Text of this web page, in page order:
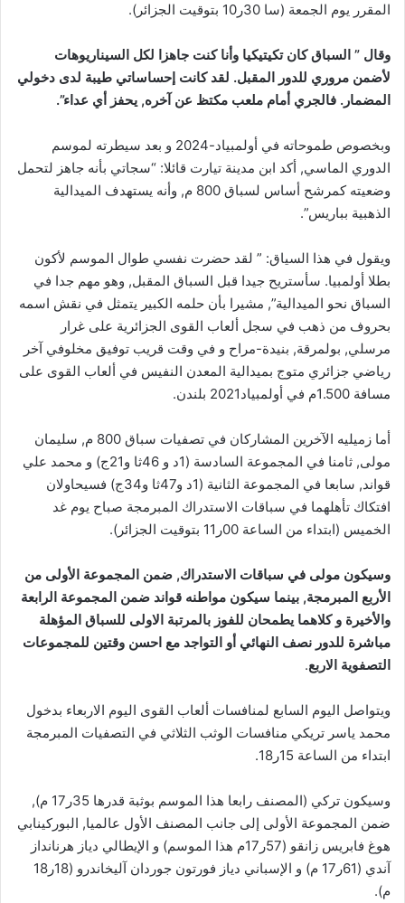
المقرر يوم الجمعة (سا 30ر10 بتوقيت الجزائر).
وقال ” السباق كان تكيتيكيا وأنا كنت جاهزا لكل السيناريوهات
لأضمن مروري للدور المقبل. لقد كانت إحساساتي طيبة لدى دخولي
المضمار. فالجري أمام ملعب مكتظ عن آخره, يحفز أي عداء”.
وبخصوص طموحاته في أولمبياد-2024 و بعد سيطرته لموسم
الدوري الماسي, أكد ابن مدينة تيارت قائلا: “سجاتي بأنه جاهز لتحمل
وضعيته كمرشح أساس لسباق 800 م, وأنه يستهدف الميدالية
الذهبية بباريس”.
ويقول في هذا السياق: ” لقد حضرت نفسي طوال الموسم لأكون
بطلا أولمبيا. سأستريح جيدا قبل السباق المقبل, وهو مهم جدا في
السباق نحو الميدالية”, مشيرا بأن حلمه الكبير يتمثل في نقش اسمه
بحروف من ذهب في سجل ألعاب القوى الجزائرية على غرار
مرسلي, بولمرقة, بنيدة-مراح و في وقت قريب توفيق مخلوفي آخر
رياضي جزائري متوج بميدالية المعدن النفيس في ألعاب القوى على
مسافة 1.500م في أولمبياد2021 بلندن.
أما زميليه الآخرين المشاركان في تصفيات سباق 800 م, سليمان
مولى, ثامنا في المجموعة السادسة (1د و 46ثا و21ج) و محمد علي
قواند, سابعا في المجموعة الثانية (1د و47ثا و34ج) فسيحاولان
افتكاك تأهلهما في سباقات الاستدراك المبرمجة صباح يوم غد
الخميس (ابتداء من الساعة 00ر11 بتوقيت الجزائر).
وسيكون مولى في سباقات الاستدراك, ضمن المجموعة الأولى من
الأربع المبرمجة, بينما سيكون مواطنه قواند ضمن المجموعة الرابعة
والأخيرة و كلاهما يطمحان للفوز بالمرتبة الاولى للسباق المؤهلة
مباشرة للدور نصف النهائي أو التواجد مع احسن وقتين للمجموعات
التصفوية الاربع.
ويتواصل اليوم السابع لمنافسات ألعاب القوى اليوم الاربعاء بدخول
محمد ياسر تريكي منافسات الوثب الثلاثي في التصفيات المبرمجة
ابتداء من الساعة 15ر18.
وسيكون تركي (المصنف رابعا هذا الموسم بوثبة قدرها 35ر17 م),
ضمن المجموعة الأولى إلى جانب المصنف الأول عالميا, البوركينابي
هوغ فابريس زانقو (57ر17م هذا الموسم) و الإيطالي دياز هرنانداز
آندي (61ر17 م) و الإسباني دياز فورتون جوردان آليخاندرو (18ر18
م).